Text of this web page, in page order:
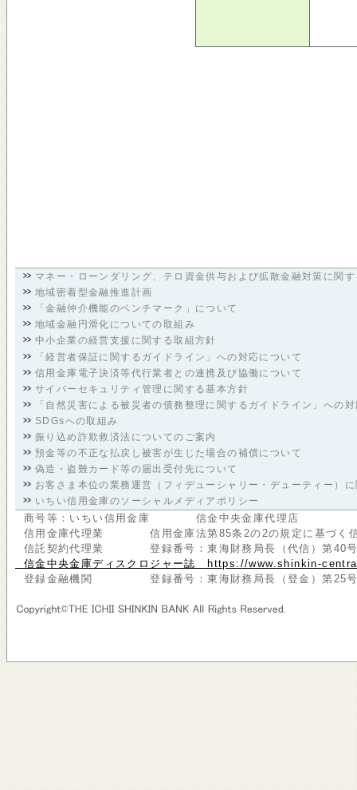
マネー・ローンダリング、テロ資金供与および拡散金融対策に関
地域密着型金融推進計画
「金融仲介機能のベンチマーク」について
地域金融円滑化についての取組み
中小企業の経営支援に関する取組方針
「経営者保証に関するガイドライン」への対応について
信用金庫電子決済等代行業者との連携及び協働について
サイバーセキュリティ管理に関する基本方針
「自然災害による被災者の債務整理に関するガイドライン」への
SDGsへの取組み
振り込め詐欺救済法についてのご案内
預金等の不正な払戻し被害が生じた場合の補償について
偽造・盗難カード等の届出受付先について
お客さま本位の業務運営（フィデューシャリー・デューティー）
いちい信用金庫のソーシャルメディアポリシー
商号等：いちい信用金庫 信金中央金庫代理店
信用金庫代理業 信用金庫法第85条2の2の規定に基づく
信託契約代理業 登録番号：東海財務局長（代信）第40号
信金中央金庫ディスクロジャー誌 https://www.shinkin-
登録金融機関 登録番号：東海財務局長（登金）第25